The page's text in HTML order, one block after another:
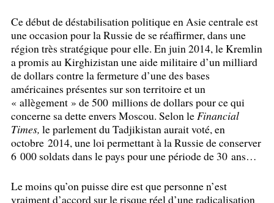
Ce début de déstabilisation politique en Asie centrale est
une occasion pour la Russie de se réaffirmer, dans une
région très stratégique pour elle. En juin 2014, le Kremlin
a promis au Kirghizistan une aide militaire d’un milliard
de dollars contre la fermeture d’une des bases
américaines présentes sur son territoire et un
« allègement » de 500 millions de dollars pour ce qui
concerne sa dette envers Moscou. Selon leFinancial
Times, le parlement du Tadjikistan aurait voté, en
octobre 2014, une loi permettant à la Russie de conserver
6 000 soldats dans le pays pour une période de 30 ans…
Le moins qu’on puisse dire est que personne n’est
vraiment d’accord sur le risque réel d’une radicalisation